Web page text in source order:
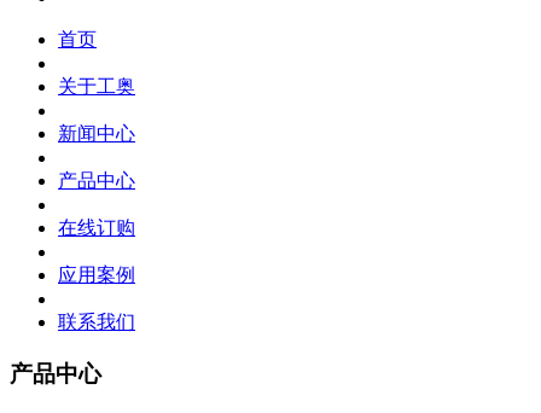
首页
关于工奥
新闻中心
产品中心
在线订购
应用案例
联系我们
产品中心